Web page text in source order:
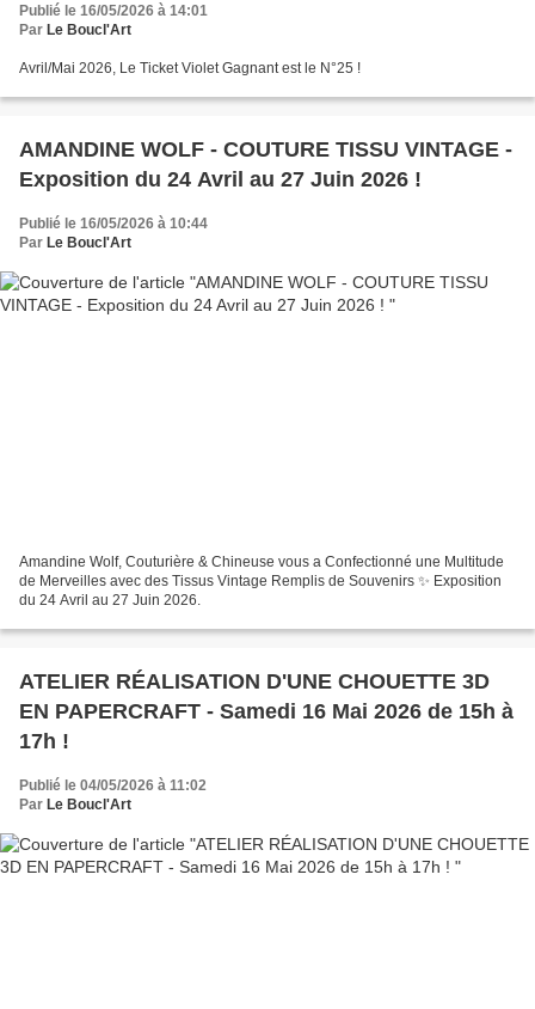
Publié le 16/05/2026 à 14:01
Par Le Boucl'Art
Avril/Mai 2026, Le Ticket Violet Gagnant est le N°25 !
AMANDINE WOLF - COUTURE TISSU VINTAGE -
Exposition du 24 Avril au 27 Juin 2026 !
Publié le 16/05/2026 à 10:44
Par Le Boucl'Art
Amandine Wolf, Couturière & Chineuse vous a Confectionné une Multitude
de Merveilles avec des Tissus Vintage Remplis de Souvenirs ✨️ Exposition
du 24 Avril au 27 Juin 2026.
ATELIER RÉALISATION D'UNE CHOUETTE 3D
EN PAPERCRAFT - Samedi 16 Mai 2026 de 15h à
17h !
Publié le 04/05/2026 à 11:02
Par Le Boucl'Art